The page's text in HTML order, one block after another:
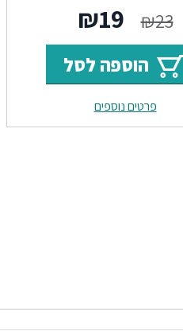
₪23
המחיר
המקורי
היה:
₪23.
₪19
הנוכחי
הוא:
₪19.
הוספה לסל
פרטים נוספים